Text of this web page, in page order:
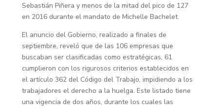
Sebastián Piñera y menos de la mitad del pico de 127
en 2016 durante el mandato de Michelle Bachelet.
El anuncio del Gobierno, realizado a finales de
septiembre, reveló que de las 106 empresas que
buscaban ser clasificadas como estratégicas, 61
cumplieron con los rigurosos criterios establecidos en
el artículo 362 del Código del Trabajo, impidiendo a los
trabajadores el derecho a la huelga. Este listado tiene
una vigencia de dos años, durante los cuales las